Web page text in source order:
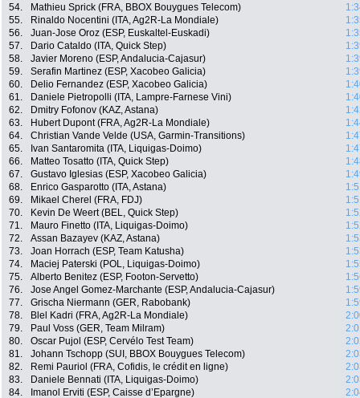
54.
Mathieu Sprick (FRA, BBOX Bouygues Telecom)
55.
Rinaldo Nocentini (ITA, Ag2R-La Mondiale)
56.
Juan-Jose Oroz (ESP, Euskaltel-Euskadi)
57.
Dario Cataldo (ITA, Quick Step)
58.
Javier Moreno (ESP, Andalucia-Cajasur)
59.
Serafin Martinez (ESP, Xacobeo Galicia)
60.
Delio Fernandez (ESP, Xacobeo Galicia)
61.
Daniele Pietropolli (ITA, Lampre-Farnese Vini)
62.
Dmitry Fofonov (KAZ, Astana)
63.
Hubert Dupont (FRA, Ag2R-La Mondiale)
64.
Christian Vande Velde (USA, Garmin-Transitions)
65.
Ivan Santaromita (ITA, Liquigas-Doimo)
66.
Matteo Tosatto (ITA, Quick Step)
67.
Gustavo Iglesias (ESP, Xacobeo Galicia)
68.
Enrico Gasparotto (ITA, Astana)
69.
Mikael Cherel (FRA, FDJ)
70.
Kevin De Weert (BEL, Quick Step)
71.
Mauro Finetto (ITA, Liquigas-Doimo)
72.
Assan Bazayev (KAZ, Astana)
73.
Joan Horrach (ESP, Team Katusha)
74.
Maciej Paterski (POL, Liquigas-Doimo)
75.
Alberto Benitez (ESP, Footon-Servetto)
76.
Jose Angel Gomez-Marchante (ESP, Andalucia-Cajasur)
77.
Grischa Niermann (GER, Rabobank)
78.
Blel Kadri (FRA, Ag2R-La Mondiale)
79.
Paul Voss (GER, Team Milram)
80.
Oscar Pujol (ESP, Cervélo Test Team)
81.
Johann Tschopp (SUI, BBOX Bouygues Telecom)
82.
Remi Pauriol (FRA, Cofidis, le crédit en ligne)
83.
Daniele Bennati (ITA, Liquigas-Doimo)
84.
Imanol Erviti (ESP, Caisse d’Epargne)